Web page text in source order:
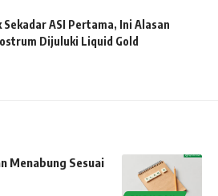
Sekadar ASI Pertama, Ini Alasan
Dijuluki Liquid Gold
Menabung Sesuai